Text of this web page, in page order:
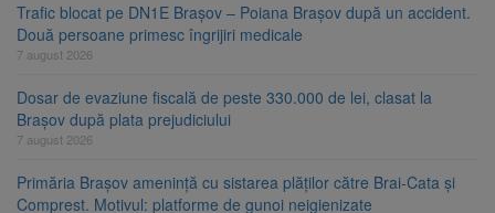
Trafic blocat pe DN1E Brașov – Poiana Brașov după un accident.
Două persoane primesc îngrijiri medicale
7 august 2026
Dosar de evaziune fiscală de peste 330.000 de lei, clasat la
Brașov după plata prejudiciului
7 august 2026
Primăria Brașov amenință cu sistarea plăților către Brai-Cata și
Comprest. Motivul: platforme de gunoi neigienizate